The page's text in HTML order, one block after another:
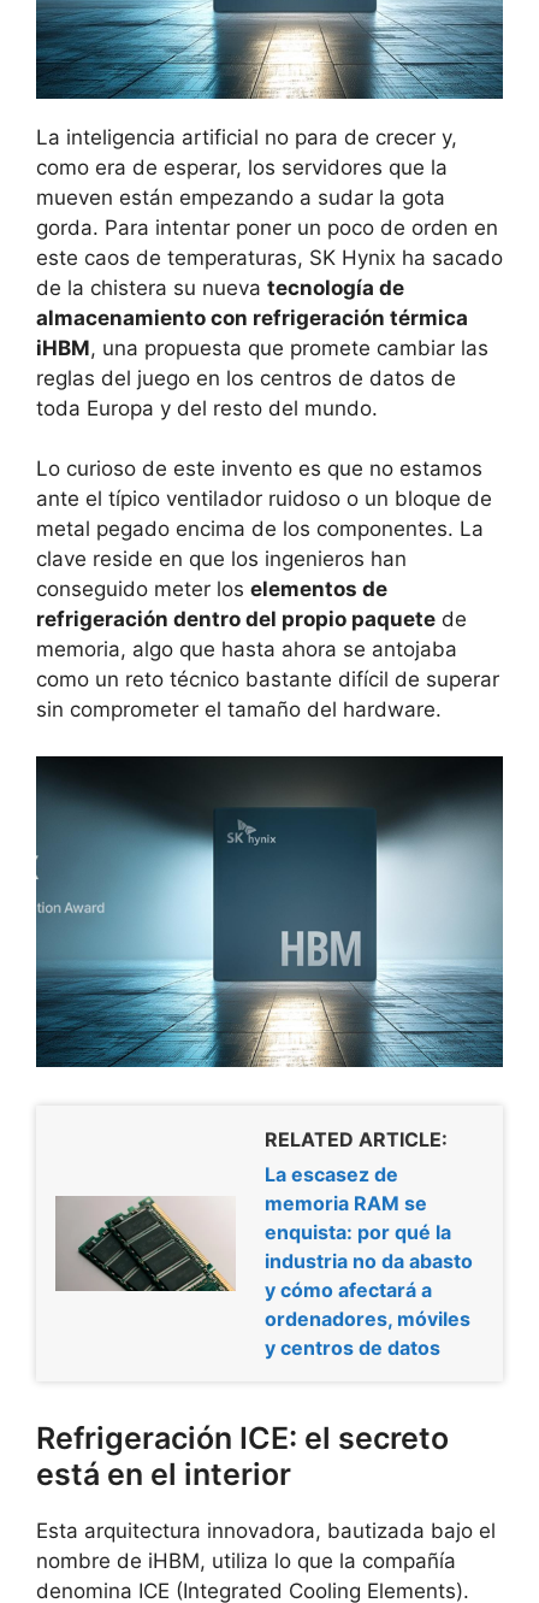
La inteligencia artificial no para de crecer y,
como era de esperar, los servidores que la
mueven están empezando a sudar la gota
gorda. Para intentar poner un poco de orden en
este caos de temperaturas, SK Hynix ha sacado
de la chistera su nueva tecnología de
almacenamiento con refrigeración térmica
iHBM, una propuesta que promete cambiar las
reglas del juego en los centros de datos de
toda Europa y del resto del mundo.
Lo curioso de este invento es que no estamos
ante el típico ventilador ruidoso o un bloque de
metal pegado encima de los componentes. La
clave reside en que los ingenieros han
conseguido meter los elementos de
refrigeración dentro del propio paquete de
memoria, algo que hasta ahora se antojaba
como un reto técnico bastante difícil de superar
sin comprometer el tamaño del hardware.
RELATED ARTICLE:
La escasez de
memoria RAM se
enquista: por qué la
industria no da abasto
y cómo afectará a
ordenadores, móviles
y centros de datos
Refrigeración ICE: el secreto
está en el interior
Esta arquitectura innovadora, bautizada bajo el
nombre de iHBM, utiliza lo que la compañía
denomina ICE (Integrated Cooling Elements).